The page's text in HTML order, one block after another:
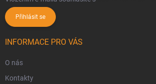
Přihlásit se
INFORMACE PRO VÁS
O nás
Kontakty